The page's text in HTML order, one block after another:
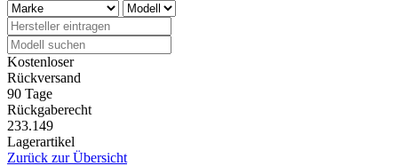
Kostenloser
Rückversand
90 Tage
Rückgaberecht
233.149
Lagerartikel
Zurück zur Übersicht